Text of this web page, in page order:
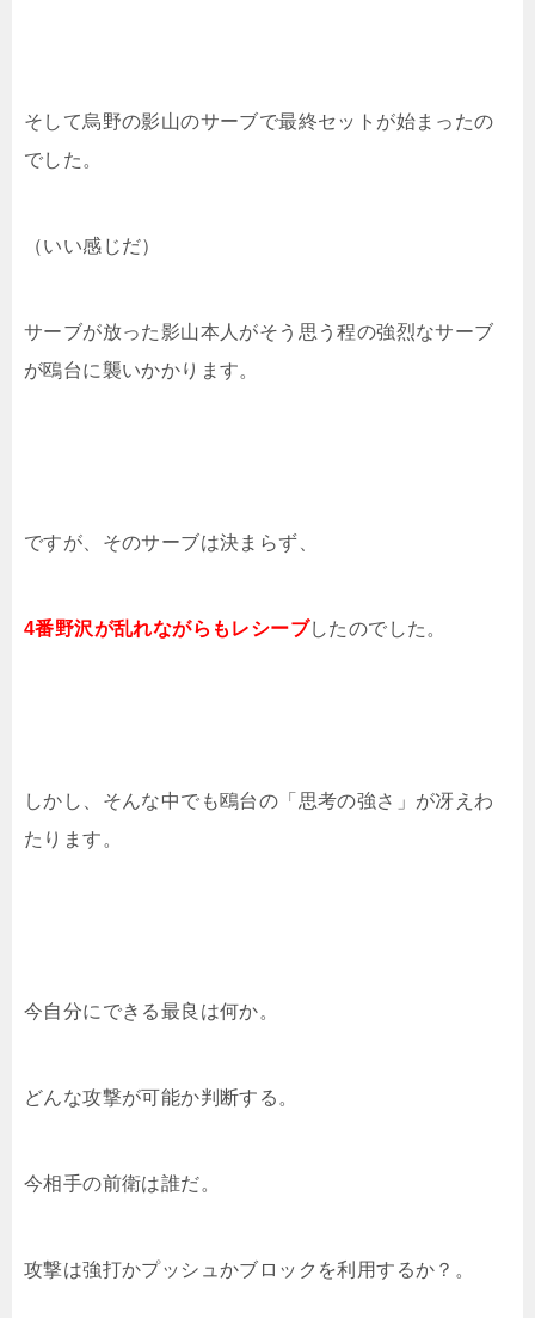
そして烏野の影山のサーブで最終セットが始まったの
でした。
（いい感じだ）
サーブが放った影山本人がそう思う程の強烈なサーブ
が鴎台に襲いかかります。
ですが、そのサーブは決まらず、
4番野沢が乱れながらもレシーブしたのでした。
しかし、そんな中でも鴎台の「思考の強さ」が冴えわ
たります。
今自分にできる最良は何か。
どんな攻撃が可能か判断する。
今相手の前衛は誰だ。
攻撃は強打かプッシュかブロックを利用するか？。